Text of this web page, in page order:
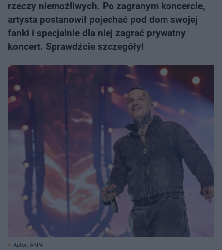
rzeczy niemożliwych. Po zagranym koncercie,
artysta postanowił pojechać pod dom swojej
fanki i specjalnie dla niej zagrać prywatny
koncert. Sprawdźcie szczegóły!
Autor: AKPA